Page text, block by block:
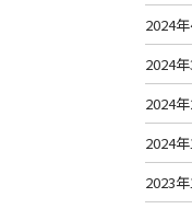
2024
2024
2024
2024
2023